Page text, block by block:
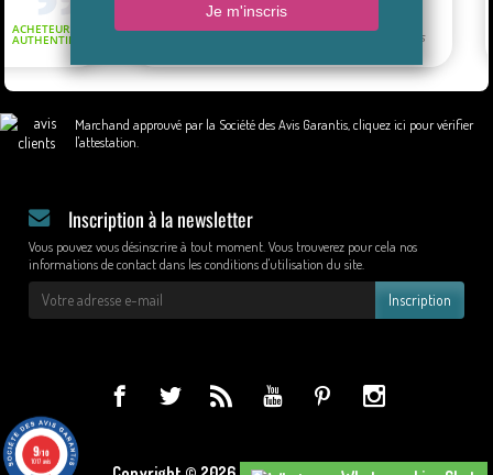
Marchand approuvé par la Société des Avis Garantis, cliquez ici pour vérifier
l'attestation
Inscription à la newsletter
Vous pouvez vous désinscrire à tout moment. Vous trouverez pour cela nos
informations de contact dans les conditions d'utilisation du site.
Inscription
9/10
1017 avis